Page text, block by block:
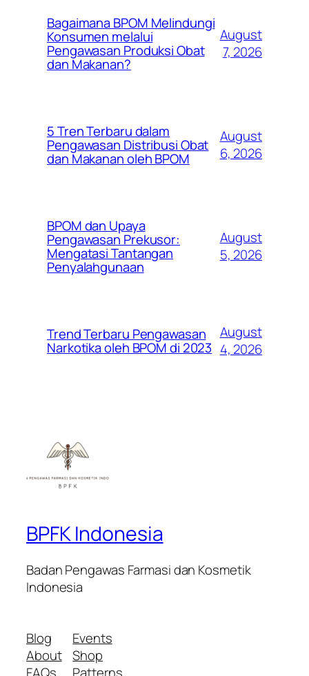
Bagaimana BPOM Melindungi
Konsumen melalui
Pengawasan Produksi Obat
dan Makanan?
August
7, 2026
5 Tren Terbaru dalam
Pengawasan Distribusi Obat
dan Makanan oleh BPOM
August
6, 2026
BPOM dan Upaya
Pengawasan Prekusor:
Mengatasi Tantangan
Penyalahgunaan
August
5, 2026
Trend Terbaru Pengawasan
Narkotika oleh BPOM di 2023
August
4, 2026
BPFK Indonesia
Badan Pengawas Farmasi dan Kosmetik
Indonesia
Blog
About
FAQs
Events
Shop
Patterns